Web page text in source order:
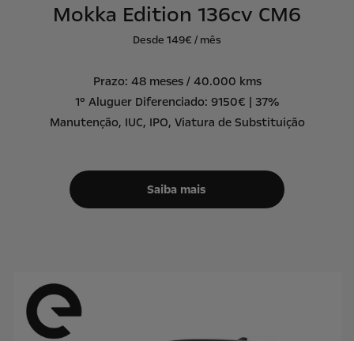
Mokka Edition 136cv CM6
Desde 149€ / mês
Prazo: 48 meses / 40.000 kms
1º Aluguer Diferenciado: 9150€ | 37%
Manutenção, IUC, IPO, Viatura de Substituição
Saiba mais